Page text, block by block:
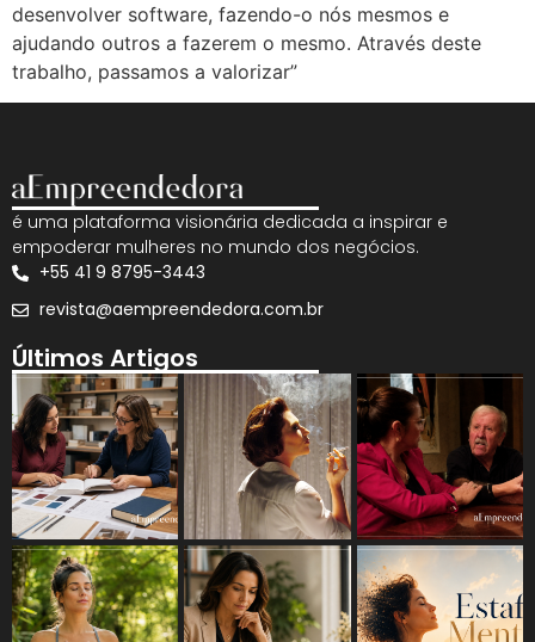
desenvolver software, fazendo-o nós mesmos e
ajudando outros a fazerem o mesmo. Através deste
trabalho, passamos a valorizar”
é uma plataforma visionária dedicada a inspirar e
empoderar mulheres no mundo dos negócios.
+55 41 9 8795-3443
revista@aempreendedora.com.br
Últimos Artigos